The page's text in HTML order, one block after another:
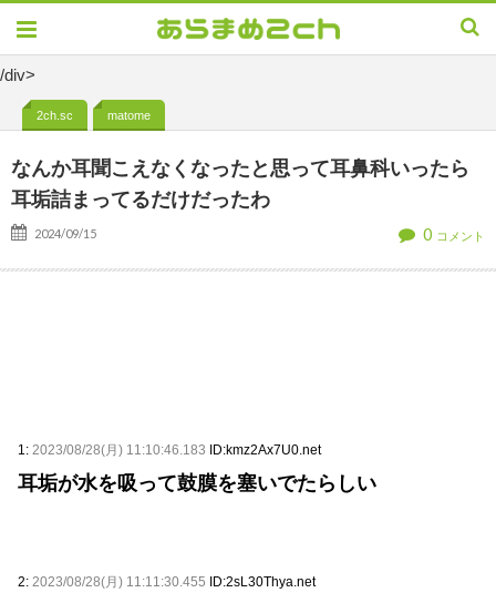
/div>
2ch.sc matome
なんか耳聞こえなくなったと思って耳鼻科いったら
耳垢詰まってるだけだったわ
2024/09/15 0 コメント
1: 2023/08/28(月) 11:10:46.183 ID:kmz2Ax7U0.net
耳垢が水を吸って鼓膜を塞いでたらしい
2: 2023/08/28(月) 11:11:30.455 ID:2sL30Thya.net